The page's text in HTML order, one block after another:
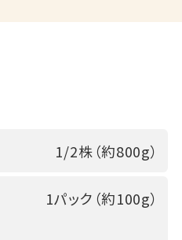
1/2株（約800g）
1パック（約100g）